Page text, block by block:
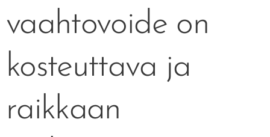
vaahtovoide on
kosteuttava ja
raikkaan